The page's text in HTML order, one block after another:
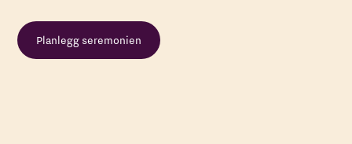
Planlegg seremonien